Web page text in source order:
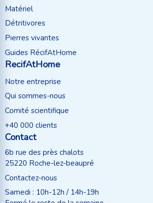
Matériel
Détritivores
Pierres vivantes
Guides RécifAtHome
RecifAtHome
Notre entreprise
Qui sommes-nous
Comité scientifique
+40 000 clients
Contact
6b rue des près chalots
25220 Roche-lez-beaupré
Contactez-nous
Samedi : 10h-12h / 14h-19h